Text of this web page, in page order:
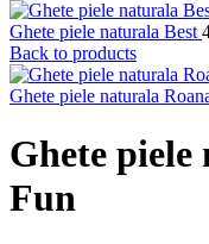
Ghete piele naturala Best
Back to products
Ghete piele naturala
Ghete
Fun